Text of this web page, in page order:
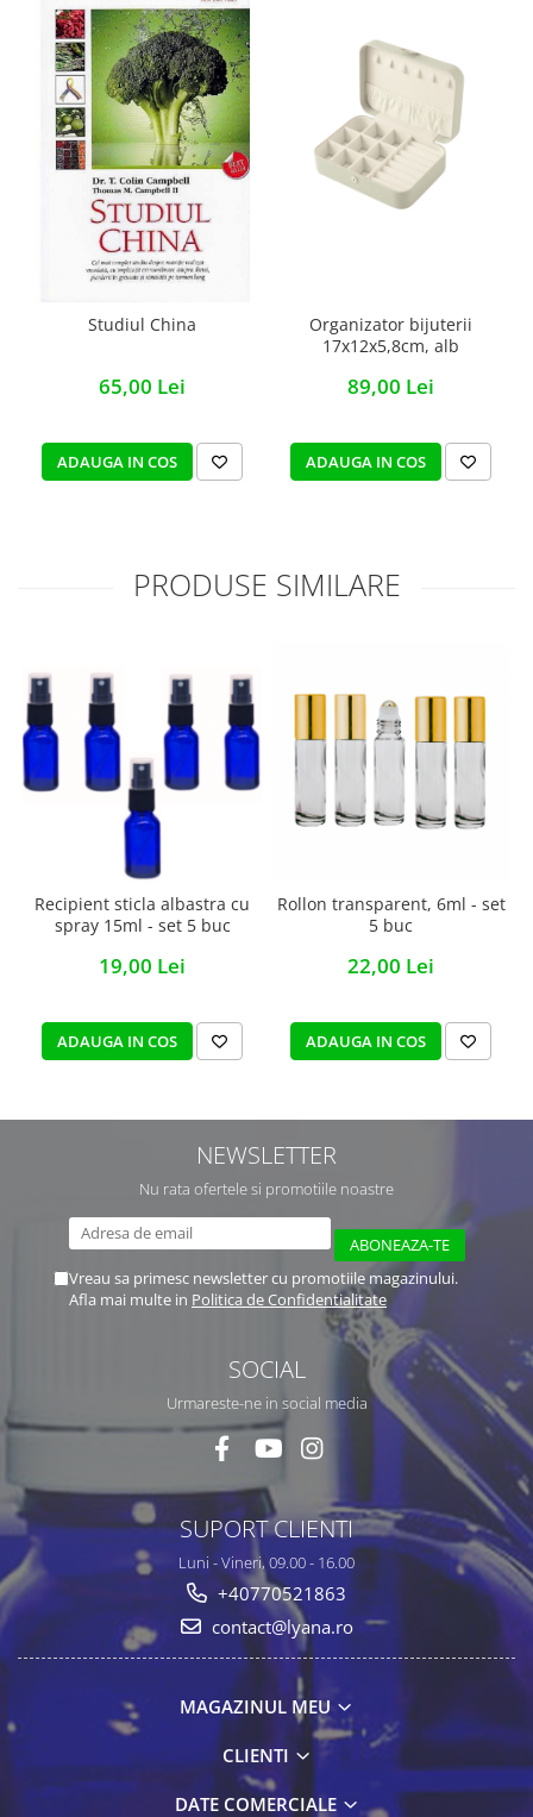
Studiul China
65,00 Lei
ADAUGA IN COS
Organizator bijuterii
17x12x5,8cm, alb
89,00 Lei
ADAUGA IN COS
PRODUSE SIMILARE
Recipient sticla albastra cu
spray 15ml - set 5 buc
19,00 Lei
ADAUGA IN COS
Rollon transparent, 6ml - set
5 buc
22,00 Lei
ADAUGA IN COS
NEWSLETTER
Nu rata ofertele si promotiile noastre
Vreau sa primesc newsletter cu promotiile magazinului.
Afla mai multe in Politica de Confidentialitate
SOCIAL
Urmareste-ne in social media
SUPORT CLIENTI
Luni - Vineri, 09.00 - 16.00
+40770521863
contact@lyana.ro
MAGAZINUL MEU
CLIENTI
DATE COMERCIALE